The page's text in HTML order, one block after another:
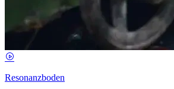
Resonanzboden